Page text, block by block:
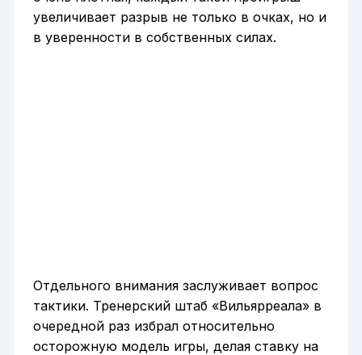
увеличивает разрыв не только в очках, но и
в уверенности в собственных силах.
Отдельного внимания заслуживает вопрос
тактики. Тренерский штаб «Вильярреала» в
очередной раз избрал относительно
осторожную модель игры, делая ставку на